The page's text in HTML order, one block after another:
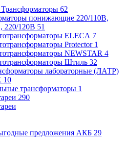
Трансформаторы 62
понижающие 220/110В,
220/120В 51
ELECA 7
Protector 1
NEWSTAR 4
Штиль 32
лабораторные (ЛАТР)
10
трансформаторы 1
290
предложения АКБ 29